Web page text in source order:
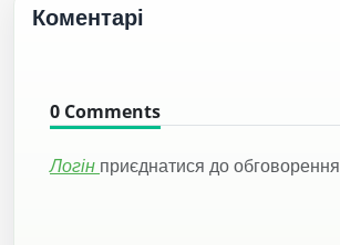
Коментарі
0 Comments
Логін приєднатися до обговорення